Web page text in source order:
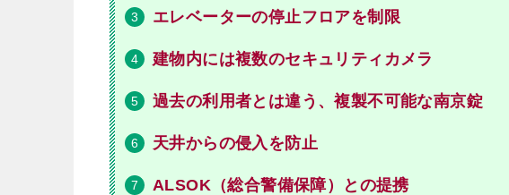
エレベーターの停止フロアを制限
建物内には複数のセキュリティカメラ
過去の利用者とは違う、複製不可能な南京錠
天井からの侵入を防止
ALSOK（総合警備保障）との提携